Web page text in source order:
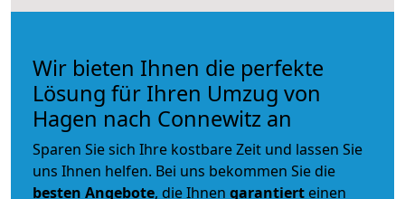
Wir bieten Ihnen die perfekte
Lösung für Ihren Umzug von
Hagen nach Connewitz an
Sparen Sie sich Ihre kostbare Zeit und lassen Sie
uns Ihnen helfen. Bei uns bekommen Sie die
besten Angebote, die Ihnen garantiert einen